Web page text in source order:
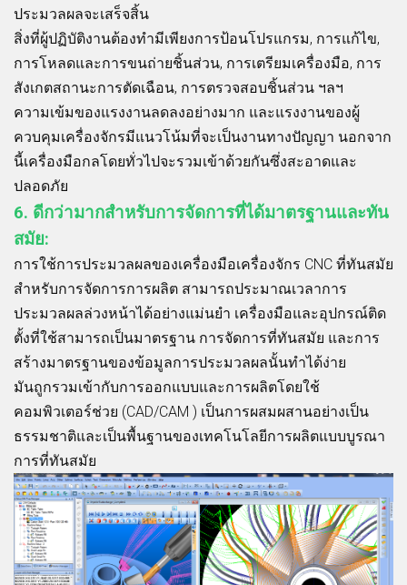
ประมวลผลจะเสร็จสิ้น
สิ่งที่ผู้ปฏิบัติงานต้องทำมีเพียงการป้อนโปรแกรม, การแก้ไข,
การโหลดและการขนถ่ายชิ้นส่วน, การเตรียมเครื่องมือ, การ
สังเกตสถานะการตัดเฉือน, การตรวจสอบชิ้นส่วน ฯลฯ
ความเข้มของแรงงานลดลงอย่างมาก และแรงงานของผู้
ควบคุมเครื่องจักรมีแนวโน้มที่จะเป็นงานทางปัญญา นอกจาก
นี้เครื่องมือกลโดยทั่วไปจะรวมเข้าด้วยกันซึ่งสะอาดและ
ปลอดภัย
6. ดีกว่ามากสำหรับการจัดการที่ได้มาตรฐานและทัน
สมัย:
การใช้การประมวลผลของเครื่องมือเครื่องจักร CNC ที่ทันสมัย
สำหรับการจัดการการผลิต สามารถประมาณเวลาการ
ประมวลผลล่วงหน้าได้อย่างแม่นยำ เครื่องมือและอุปกรณ์ติด
ตั้งที่ใช้สามารถเป็นมาตรฐาน การจัดการที่ทันสมัย และการ
สร้างมาตรฐานของข้อมูลการประมวลผลนั้นทำได้ง่าย
มันถูกรวมเข้ากับการออกแบบและการผลิตโดยใช้
คอมพิวเตอร์ช่วย (CAD/CAM ) เป็นการผสมผสานอย่างเป็น
ธรรมชาติและเป็นพื้นฐานของเทคโนโลยีการผลิตแบบบูรณา
การที่ทันสมัย